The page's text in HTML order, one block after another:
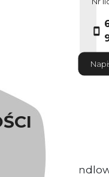
biurową i